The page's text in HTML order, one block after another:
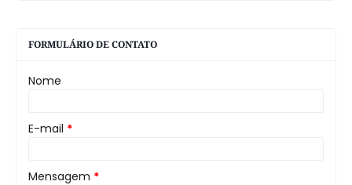
FORMULÁRIO DE CONTATO
Nome
E-mail *
Mensagem *